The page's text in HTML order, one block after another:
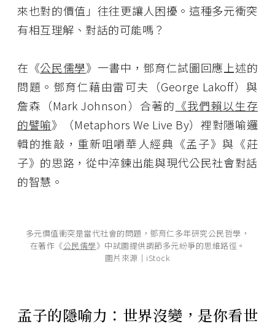
來也對的價值」往往更讓人困擾。這種多元衝突
有相互理解、對話的可能嗎？
在《公民儒學》一書中，鄧育仁試圖回應上述的
問題。鄧育仁藉由雷可夫（George Lakoff）與
詹森（Mark Johnson）合著的 《我們賴以生存
的譬喻》（Metaphors We Live By）裡對隱喻邏
輯的推敲，重新咀嚼華人經典《孟子》與《莊
子》的思路，從中淬鍊出能與現代公民社會對話
的智慧。
多元價值衝突是當代社會的問題，鄧育仁多年研究公民哲學，
在著作《公民儒學》中試圖提供調節多元紛爭的思維路徑。
圖片來源│iStock
孟子的隱喻力：世界沒變，是你看世